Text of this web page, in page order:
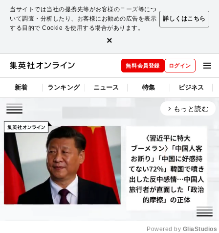
当サイトでは当社の提携先等がお客様のニーズ等につ
いて調査・分析したり、お客様にお勧めの広告を表示
する目的で Cookie を使用する場合があります。
詳しくはこちら
×
無料会員登録 ログイン
新着 ランキング ニュース 特集 ビジネス
arrow_forward_ios もっと読む
Powered by GliaStudios